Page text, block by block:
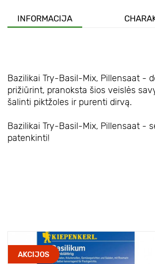
INFORMACIJA
Bazilikai Try-Basil-Mix, Pillensaat -
prižiūrint, pranoksta šios veislės
šalinti piktžoles ir purenti dirvą.
Bazilikai Try-Basil-Mix, Pillensaat -
patenkinti!
AKCIJOS